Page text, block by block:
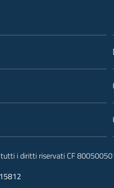
i diritti riservati CF